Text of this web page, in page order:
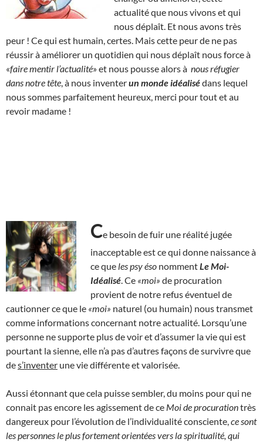
actualité que nous vivons et qui
nous déplaît. Et nous avons très
peur ! Ce qui est humain, certes. Mais cette peur de ne pas
réussir à améliorer un quotidien qui nous déplaît nous force à
«faire mentir l’actualité» et nous pousse alors à nous réfugier
dans notre tête , à nous inventerun monde idéalisédans lequel
nous sommes parfaitement heureux, merci pour tout et au
revoir madame !
Ce besoin de fuir une réalité jugée
inacceptable est ce qui donne naissance à
ce que les psy éso nommentLe Moi-
Idéalisé . Ce «moi» de procuration
provient de notre refus éventuel de
cautionner ce que le «moi» naturel (ou humain) nous transmet
comme informations concernant notre actualité. Lorsqu’une
personne ne supporte plus de voir et d’assumer la vie qui est
pourtant la sienne, elle n’a pas d’autres façons de survivre que
des’inventer une vie différente et valorisée.
Aussi étonnant que cela puisse sembler, du moins pour qui ne
connait pas encore les agissement de ce Moi de procurationtrès
dangereux pour l’évolution de l’individualité consciente, ce sont
les personnes le plus fortement orientées vers la spiritualité, qui